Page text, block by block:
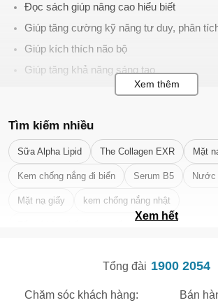
Đọc sách giúp nâng cao hiểu biết
Giúp tăng cường kỹ năng tư duy, phân
Giúp kích thích não bộ
Giúp tăng khả năng sáng tạo
Giúp tăng cường khả năng tập trung
Giúp rèn luyện trí nhớ
Giúp giảm căng thẳng
Giúp kích thích tinh thần, ổn định tâm
Giúp bạn “sống chậm” lại, nhận thức
Sách Chính trị - pháp luật
Sách Khoa học công nghệ - Kinh tế
Tìm kiếm nhiều
Sữa Alpha Lipid The Collagen EXR Mặt
Kem chống nắng đi biển Serum B5 Nước
Mặt nạ giấy kem chống nắng nhật
Xem hết
Tổng đài 1900 2054
Chăm sóc khách hàng:
Bán